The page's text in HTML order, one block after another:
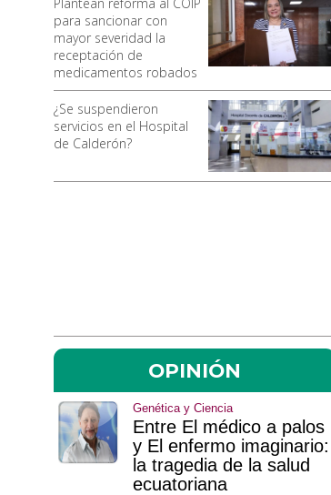
para sancionar con
mayor severidad la
receptación de
medicamentos robados
¿Se suspendieron
servicios en el Hospital
de Calderón?
OPINIÓN
Genética y Ciencia
Entre El médico a palos
y El enfermo imaginario:
la tragedia de la salud
ecuatoriana